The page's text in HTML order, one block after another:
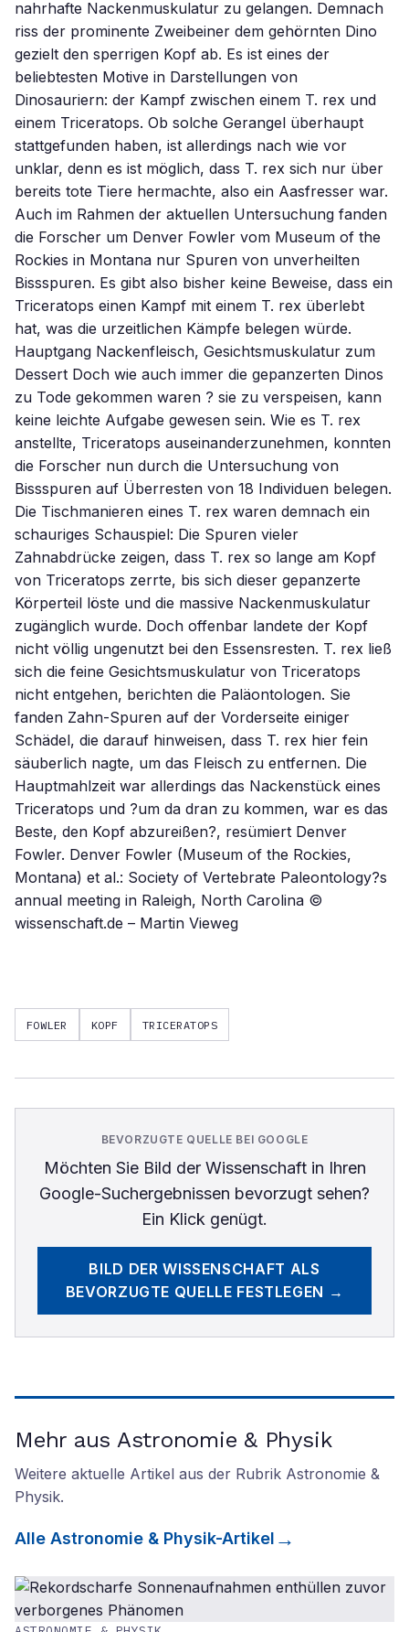
nahrhafte Nackenmuskulatur zu gelangen. Demnach
riss der prominente Zweibeiner dem gehörnten Dino
gezielt den sperrigen Kopf ab. Es ist eines der
beliebtesten Motive in Darstellungen von
Dinosauriern: der Kampf zwischen einem T. rex und
einem Triceratops. Ob solche Gerangel überhaupt
stattgefunden haben, ist allerdings nach wie vor
unklar, denn es ist möglich, dass T. rex sich nur über
bereits tote Tiere hermachte, also ein Aasfresser war.
Auch im Rahmen der aktuellen Untersuchung fanden
die Forscher um Denver Fowler vom Museum of the
Rockies in Montana nur Spuren von unverheilten
Bissspuren. Es gibt also bisher keine Beweise, dass ein
Triceratops einen Kampf mit einem T. rex überlebt
hat, was die urzeitlichen Kämpfe belegen würde.
Hauptgang Nackenfleisch, Gesichtsmuskulatur zum
Dessert Doch wie auch immer die gepanzerten Dinos
zu Tode gekommen waren ? sie zu verspeisen, kann
keine leichte Aufgabe gewesen sein. Wie es T. rex
anstellte, Triceratops auseinanderzunehmen, konnten
die Forscher nun durch die Untersuchung von
Bissspuren auf Überresten von 18 Individuen belegen.
Die Tischmanieren eines T. rex waren demnach ein
schauriges Schauspiel: Die Spuren vieler
Zahnabdrücke zeigen, dass T. rex so lange am Kopf
von Triceratops zerrte, bis sich dieser gepanzerte
Körperteil löste und die massive Nackenmuskulatur
zugänglich wurde. Doch offenbar landete der Kopf
nicht völlig ungenutzt bei den Essensresten. T. rex ließ
sich die feine Gesichtsmuskulatur von Triceratops
nicht entgehen, berichten die Paläontologen. Sie
fanden Zahn-Spuren auf der Vorderseite einiger
Schädel, die darauf hinweisen, dass T. rex hier fein
säuberlich nagte, um das Fleisch zu entfernen. Die
Hauptmahlzeit war allerdings das Nackenstück eines
Triceratops und ?um da dran zu kommen, war es das
Beste, den Kopf abzureißen?, resümiert Denver
Fowler. Denver Fowler (Museum of the Rockies,
Montana) et al.: Society of Vertebrate Paleontology?s
annual meeting in Raleigh, North Carolina ©
wissenschaft.de – Martin Vieweg
FOWLER KOPF TRICERATOPS
BEVORZUGTE QUELLE BEI GOOGLE
Möchten Sie Bild der Wissenschaftin Ihren
Google-Suchergebnissen bevorzugt sehen?
Ein Klick genügt.
BILD DER WISSENSCHAFT ALS
BEVORZUGTE QUELLE FESTLEGEN →
Mehr aus Astronomie & Physik
Weitere aktuelle Artikel aus der Rubrik Astronomie &
Physik.
Alle Astronomie & Physik-Artikel